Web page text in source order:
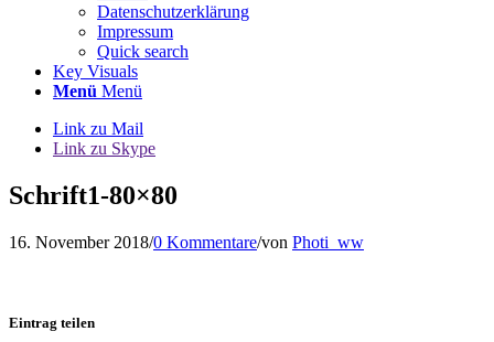
Datenschutzerklärung
Impressum
Quick search
Key Visuals
Menü Menü
Link zu Mail
Link zu Skype
Schrift1-80×80
16. November 2018/0 Kommentare/von Photi_ww
Eintrag teilen